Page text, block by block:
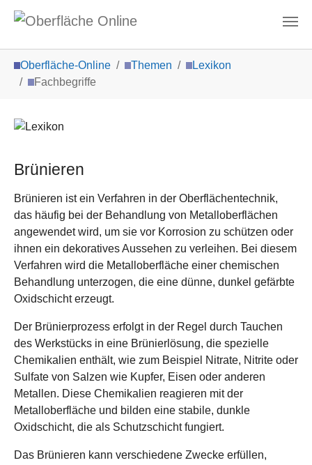
Oberfläche-Online Themen
Lexikon
Fachbegriffe
Brünieren
Brünieren ist ein Verfahren in der Oberflächentechnik,
das häufig bei der Behandlung von Metalloberflächen
angewendet wird, um sie vor Korrosion zu schützen oder
ihnen ein dekoratives Aussehen zu verleihen. Bei diesem
Verfahren wird die Metalloberfläche einer chemischen
Behandlung unterzogen, die eine dünne, dunkel gefärbte
Oxidschicht erzeugt.
Der Brünierprozess erfolgt in der Regel durch Tauchen
des Werkstücks in eine Brünierlösung, die spezielle
Chemikalien enthält, wie zum Beispiel Nitrate, Nitrite oder
Sulfate von Salzen wie Kupfer, Eisen oder anderen
Metallen. Diese Chemikalien reagieren mit der
Metalloberfläche und bilden eine stabile, dunkle
Oxidschicht, die als Schutzschicht fungiert.
Das Brünieren kann verschiedene Zwecke erfüllen,